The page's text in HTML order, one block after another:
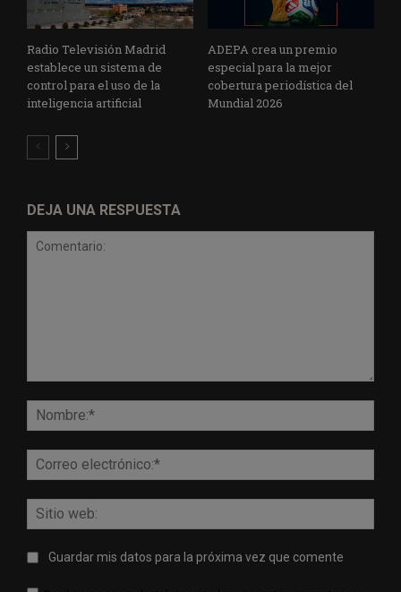
Radio Televisión Madrid
establece un sistema de
control para el uso de la
inteligencia artificial
ADEPA crea un premio
especial para la mejor
cobertura periodística del
Mundial 2026
DEJA UNA RESPUESTA
Guardar mis datos para la próxima vez que comente